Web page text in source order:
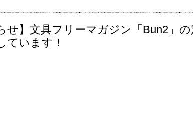
せ】文具フリーマガジン「Bun2」の
ています！